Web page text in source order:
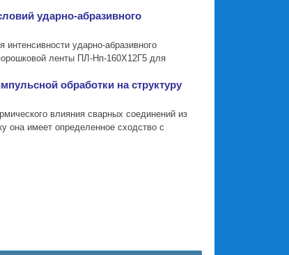
ударно-абразивного
интенсивности ударно-абразивного
ленты ПЛ-Нп-160Х12Г5 для
обработки на структуру
влияния сварных соединений из
она имеет определенное сходство с